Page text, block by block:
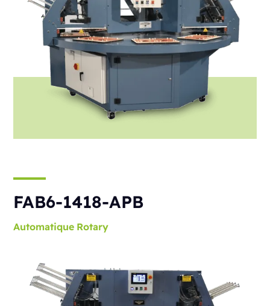
FAB6-1418-APB
Automatique Rotary